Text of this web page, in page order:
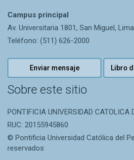
Campus principal
Av. Universitaria 1801, San Miguel,
Teléfono: (511) 626-2000
Enviar mensaje Libro
Sobre este sitio
PONTIFICIA UNIVERSIDAD CATOLICA
RUC: 20155945860
© Pontificia Universidad Católica del
reservados